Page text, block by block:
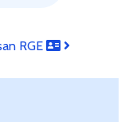
RGE